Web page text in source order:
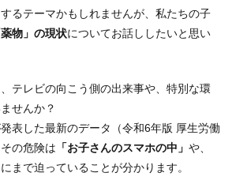
るテーマかもしれませんが、私たちの子
薬物」の現状についてお話ししたいと思い
、テレビの向こう側の出来事や、特別な環
せんか？
表した最新のデータ（令和6年版 厚生労働
の危険は 「お子さんのスマホの中」 や、
にまで迫っていることが分かります。